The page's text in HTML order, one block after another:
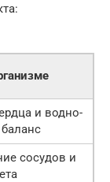
и водно-
сосудов и